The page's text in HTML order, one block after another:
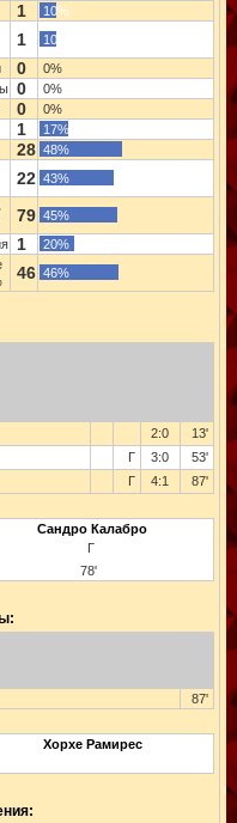
1
10%
1
10%
0
0%
0
0%
0
0%
1
17%
28 48%
22 43%
79 45%
1
20%
46 46%
2:0
13'
Г 3:0
53'
Г 4:1 87'
Сандро Калабро
Г
78'
87'
Хорхе Рамирес